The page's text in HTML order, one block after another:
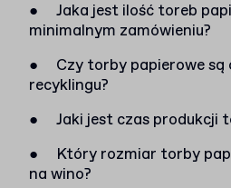
●
Jaka jest ilość toreb
minimalnym zamówieniu?
●
Czy torby papierowe są
recyklingu?
●
Jaki jest czas produkcji
●
Który rozmiar torby
na wino?